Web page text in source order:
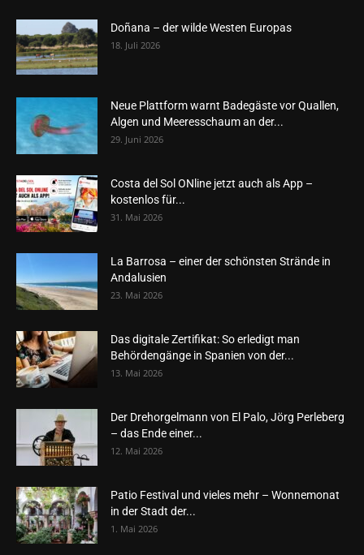
Doñana – der wilde Westen Europas
18. Juli 2026
Neue Plattform warnt Badegäste vor Quallen,
Algen und Meeresschaum an der...
29. Juni 2026
Costa del Sol ONline jetzt auch als App –
kostenlos für...
31. Mai 2026
La Barrosa – einer der schönsten Strände in
Andalusien
23. Mai 2026
Das digitale Zertifikat: So erledigt man
Behördengänge in Spanien von der...
13. Mai 2026
Der Drehorgelmann von El Palo, Jörg Perleberg
– das Ende einer...
12. Mai 2026
Patio Festival und vieles mehr – Wonnemonat
in der Stadt der...
1. Mai 2026